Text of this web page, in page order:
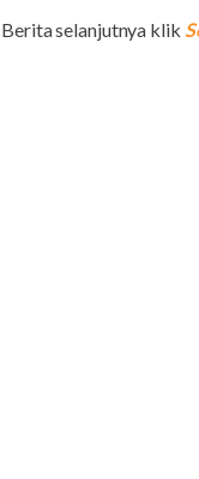
Berita selanjutnya klik